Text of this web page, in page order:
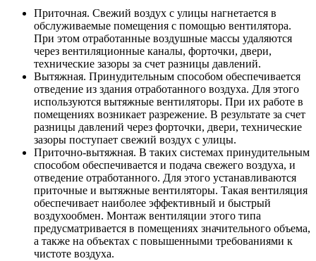
Приточная. Свежий воздух с улицы нагнетается в
обслуживаемые помещения с помощью вентилятора.
При этом отработанные воздушные массы удаляются
через вентиляционные каналы, форточки, двери,
технические зазоры за счет разницы давлений.
Вытяжная. Принудительным способом обеспечивается
отведение из здания отработанного воздуха. Для этого
используются вытяжные вентиляторы. При их работе в
помещениях возникает разрежение. В результате за счет
разницы давлений через форточки, двери, технические
зазоры поступает свежий воздух с улицы.
Приточно-вытяжная. В таких системах принудительным
способом обеспечивается и подача свежего воздуха, и
отведение отработанного. Для этого устанавливаются
приточные и вытяжные вентиляторы. Такая вентиляция
обеспечивает наиболее эффективный и быстрый
воздухообмен. Монтаж вентиляции этого типа
предусматривается в помещениях значительного объема,
а также на объектах с повышенными требованиями к
чистоте воздуха.